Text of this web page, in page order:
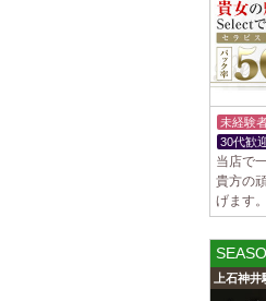
未経験
30代歓
当店で
貴方の
げます
上石神井